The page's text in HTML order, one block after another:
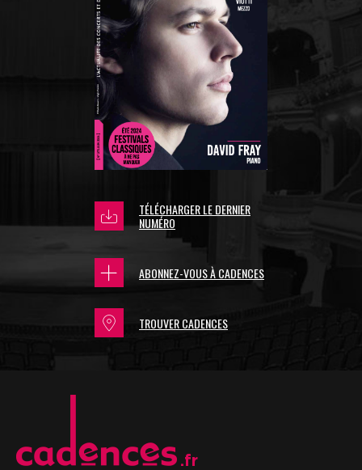
TÉLÉCHARGER LE DERNIER
NUMÉRO
ABONNEZ-VOUS À CADENCES
TROUVER CADENCES
.fr